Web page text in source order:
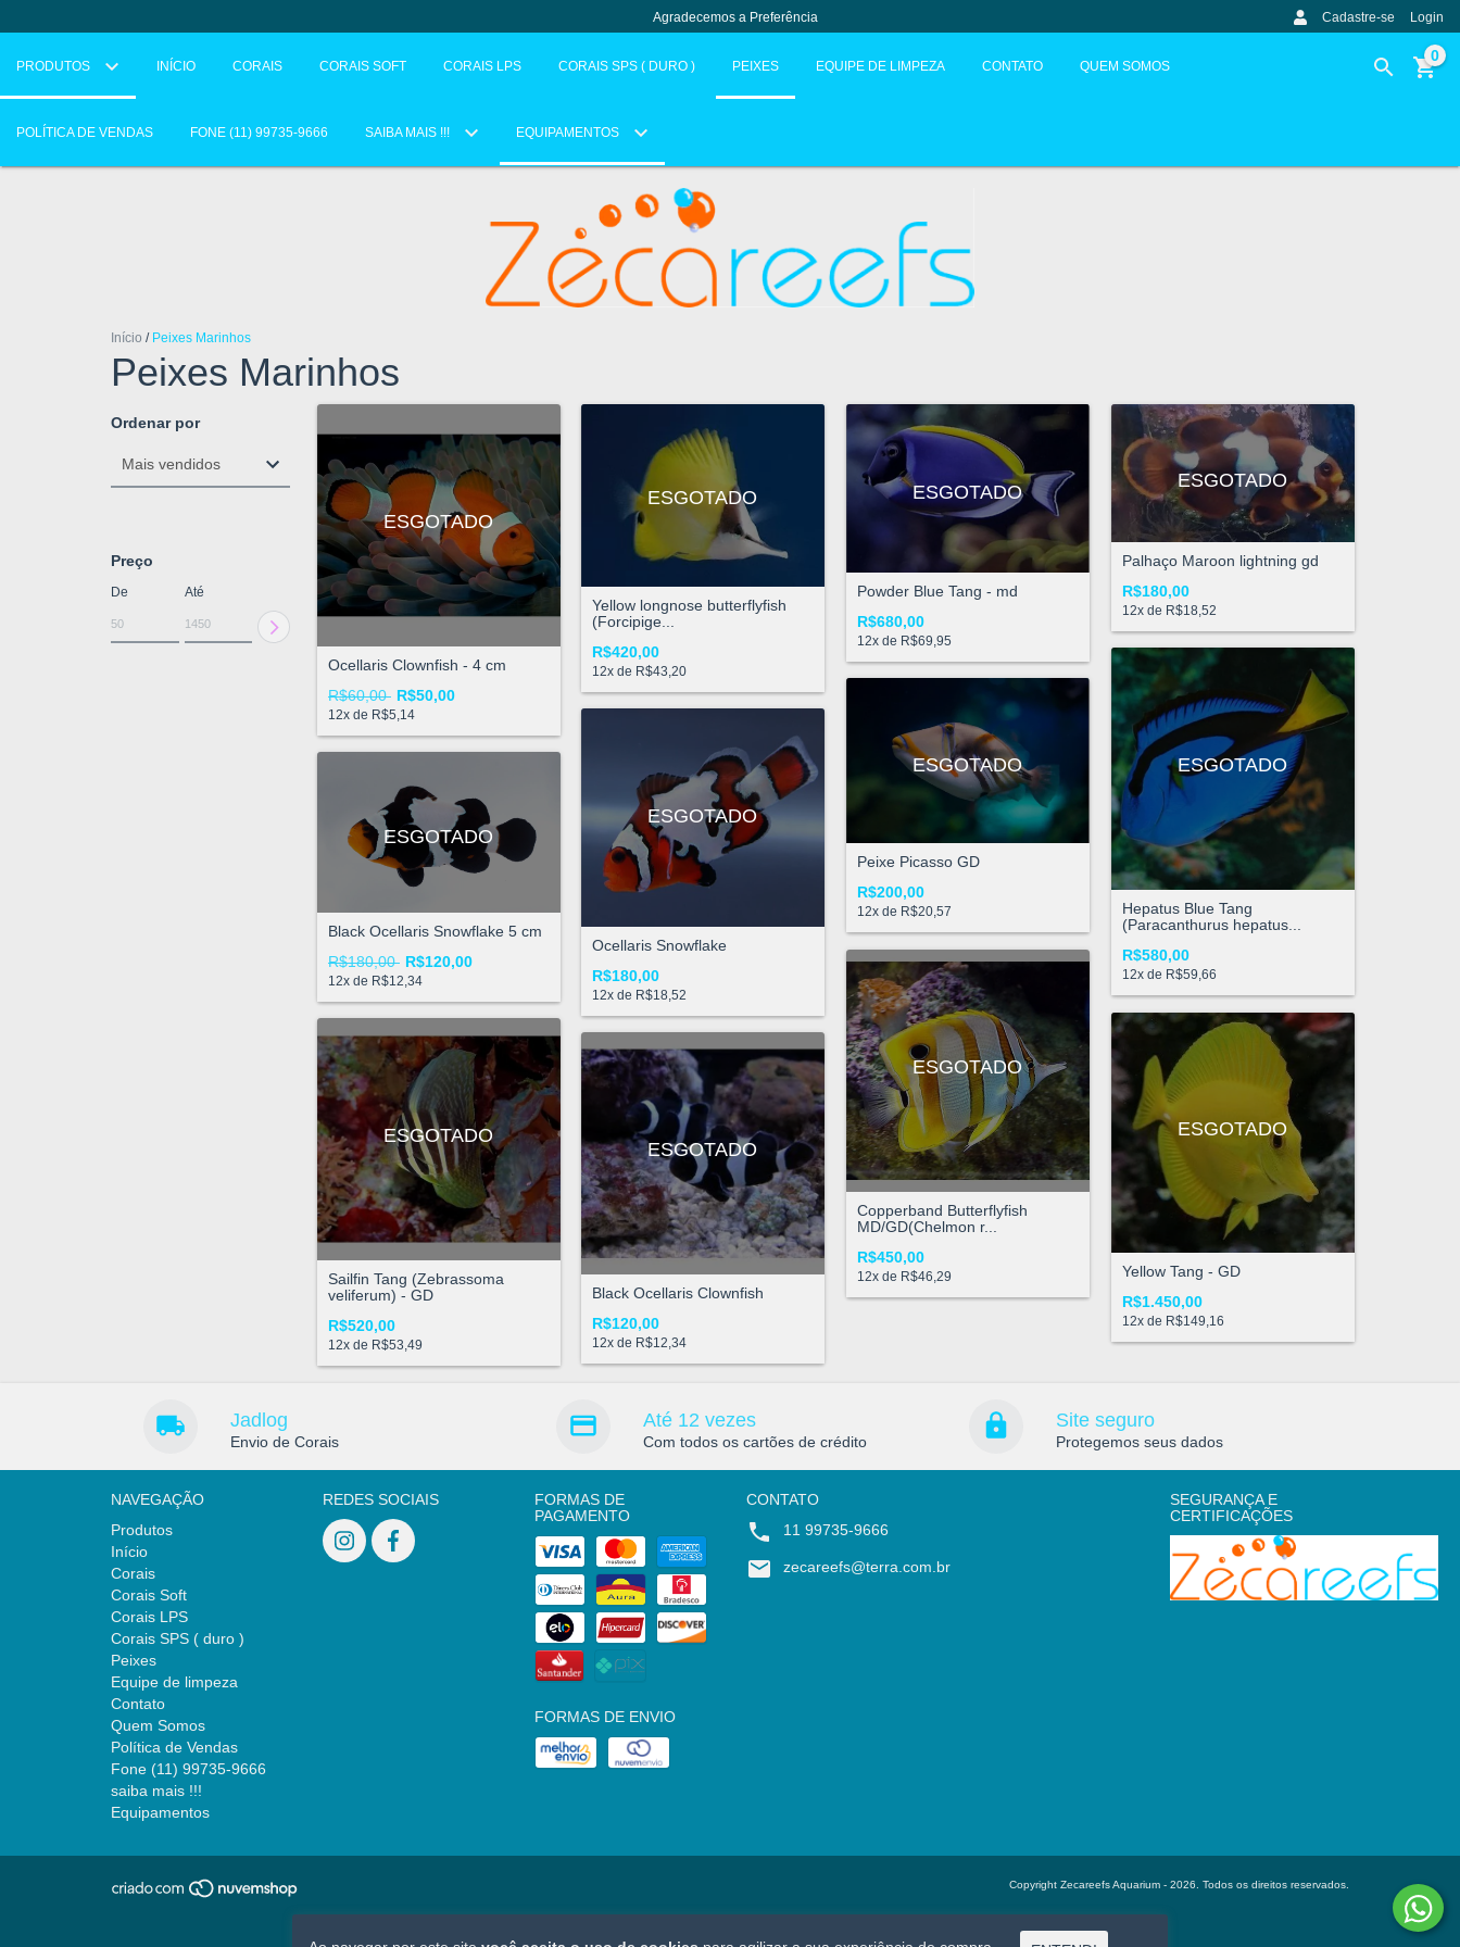
Agradecemos a Preferência Cadastre-se Login
PRODUTOS INÍCIO CORAIS CORAIS SOFT CORAIS LPS CORAIS SPS ( DURO ) PEIXES EQUIPE DE LIMPEZA CONTATO QUEM SOMOS
POLÍTICA DE VENDAS FONE (11) 99735-9666 SAIBA MAIS !!! EQUIPAMENTOS
0
Início / Peixes Marinhos
Peixes Marinhos
Ordenar por
Preço
De Até
ESGOTADO
Ocellaris Clownfish - 4 cm
R$60,00 R$50,00
12x de R$5,14
ESGOTADO
Yellow longnose butterflyfish
(Forcipige...
R$420,00
12x de R$43,20
ESGOTADO
Powder Blue Tang - md
R$680,00
12x de R$69,95
ESGOTADO
Palhaço Maroon lightning gd
R$180,00
12x de R$18,52
ESGOTADO
Black Ocellaris Snowflake 5 cm
R$180,00 R$120,00
12x de R$12,34
ESGOTADO
Ocellaris Snowflake
R$180,00
12x de R$18,52
ESGOTADO
Peixe Picasso GD
R$200,00
12x de R$20,57
ESGOTADO
Hepatus Blue Tang
(Paracanthurus hepatus...
R$580,00
12x de R$59,66
ESGOTADO
Sailfin Tang (Zebrassoma
veliferum) - GD
R$520,00
12x de R$53,49
ESGOTADO
Black Ocellaris Clownfish
R$120,00
12x de R$12,34
ESGOTADO
Copperband Butterflyfish
MD/GD(Chelmon r...
R$450,00
12x de R$46,29
ESGOTADO
Yellow Tang - GD
R$1.450,00
12x de R$149,16
Jadlog
Envio de Corais
Até 12 vezes
Com todos os cartões de crédito
Site seguro
Protegemos seus dados
NAVEGAÇÃO
Produtos
Início
Corais
Corais Soft
Corais LPS
Corais SPS ( duro )
Peixes
Equipe de limpeza
Contato
Quem Somos
Política de Vendas
Fone (11) 99735-9666
saiba mais !!!
Equipamentos
REDES SOCIAIS
FORMAS DE
PAGAMENTO
FORMAS DE ENVIO
CONTATO
11 99735-9666
zecareefs@terra.com.br
SEGURANÇA E
CERTIFICAÇÕES
Copyright Zecareefs Aquarium - 2026. Todos os direitos reservados.